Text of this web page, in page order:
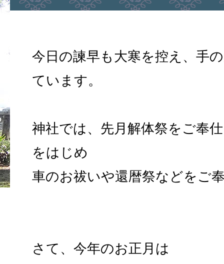
今日の諫早も大寒を控え、手
ています。
神社では、先月解体祭をご奉
をはじめ
車のお祓いや還暦祭などをご
さて、今年のお正月は